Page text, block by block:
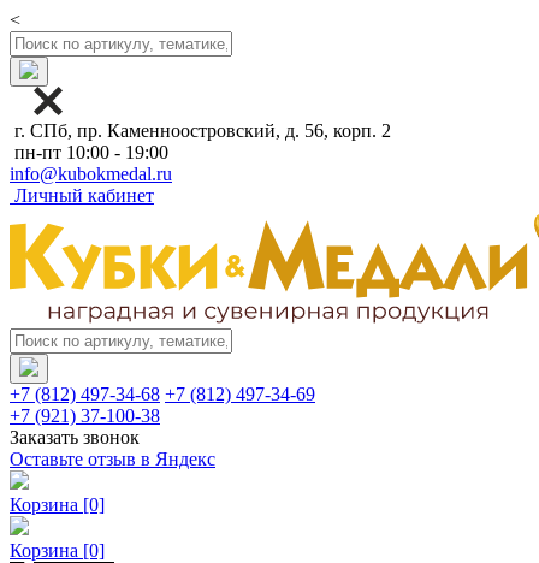
<
г. СПб, пр. Каменноостровский, д. 56, корп. 2
пн-пт 10:00 - 19:00
info@kubokmedal.ru
Личный кабинет
+7 (812) 497-34-68 +7 (812) 497-34-69
+7 (921) 37-100-38
Заказать звонок
Оставьте отзыв в Яндекс
Корзина [0]
Корзина [0]